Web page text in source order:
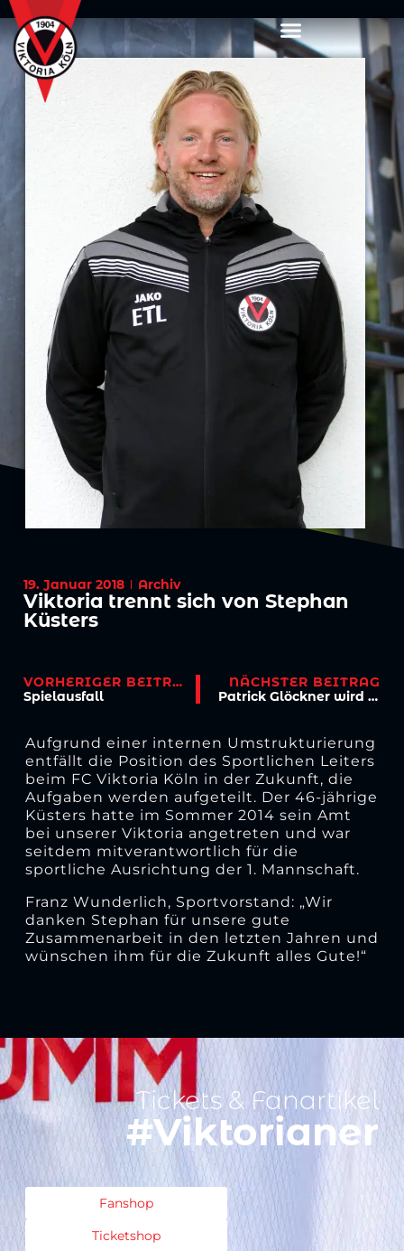
19. Januar 2018 Archiv
Viktoria trennt sich von Stephan
Küsters
VORHERIGER BEITRAG
Spielausfall
NÄCHSTER BEITRAG
Patrick Glöckner wird neuer Co-Trainer
Aufgrund einer internen Umstrukturierung
entfällt die Position des Sportlichen Leiters
beim FC Viktoria Köln in der Zukunft, die
Aufgaben werden aufgeteilt. Der 46-jährige
Küsters hatte im Sommer 2014 sein Amt
bei unserer Viktoria angetreten und war
seitdem mitverantwortlich für die
sportliche Ausrichtung der 1. Mannschaft.
Franz Wunderlich, Sportvorstand: „Wir
danken Stephan für unsere gute
Zusammenarbeit in den letzten Jahren und
wünschen ihm für die Zukunft alles Gute!“
Tickets & Fanartikel
#Viktorianer
Fanshop
Ticketshop